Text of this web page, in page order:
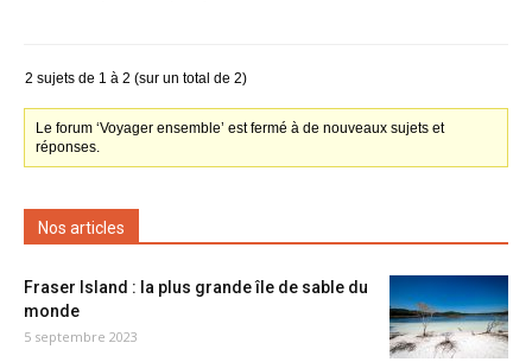
2 sujets de 1 à 2 (sur un total de 2)
Le forum ‘Voyager ensemble’ est fermé à de nouveaux sujets et
réponses.
Nos articles
Fraser Island : la plus grande île de sable du
monde
5 septembre 2023